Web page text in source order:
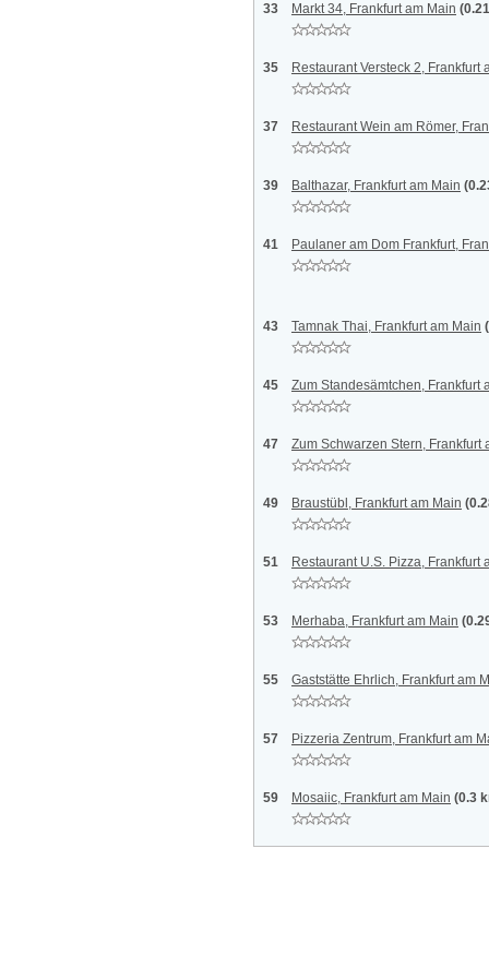
33 Markt 34, Frankfurt am Main
35 Restaurant Versteck 2, Frankfurt
37 Restaurant Wein am Römer,
39 Balthazar, Frankfurt am Main
41 Paulaner am Dom Frankfurt,
43 Tamnak Thai, Frankfurt am Main
45 Zum Standesämtchen, Frankfurt
47 Zum Schwarzen Stern, Frankfurt
49 Braustübl, Frankfurt am Main
51 Restaurant U.S. Pizza, Frankfurt
53 Merhaba, Frankfurt am Main
55 Gaststätte Ehrlich, Frankfurt am
57 Pizzeria Zentrum, Frankfurt am
59 Mosaiic, Frankfurt am Main (0.3